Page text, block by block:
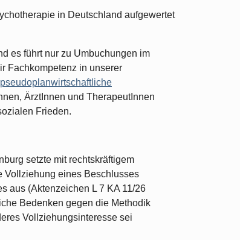
in Deutschland aufgewertet
es führt nur zu Umbuchungen im
Fachkompetenz in unserer
pseudoplanwirtschaftliche
ÄrztInnen und TherapeutInnen
Frieden.
setzte mit rechtskräftigem
Vollziehung eines Beschlusses
aus (Aktenzeichen L 7 KA 11/26
Bedenken gegen die Methodik
Vollziehungsinteresse sei